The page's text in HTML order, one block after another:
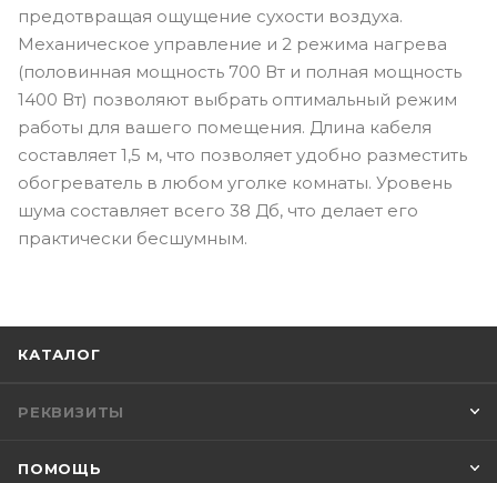
предотвращая ощущение сухости воздуха.
Механическое управление и 2 режима нагрева
(половинная мощность 700 Вт и полная мощность
1400 Вт) позволяют выбрать оптимальный режим
работы для вашего помещения. Длина кабеля
составляет 1,5 м, что позволяет удобно разместить
обогреватель в любом уголке комнаты. Уровень
шума составляет всего 38 Дб, что делает его
практически бесшумным.
КАТАЛОГ
РЕКВИЗИТЫ
ПОМОЩЬ